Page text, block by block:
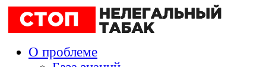
О проблеме